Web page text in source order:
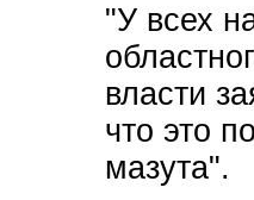
"У всех
власти
что это
мазута".